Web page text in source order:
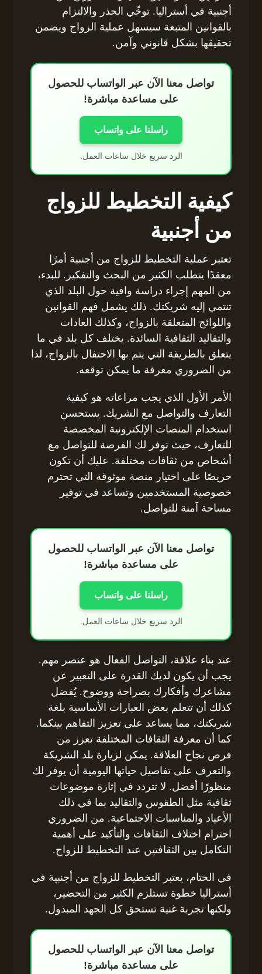
أجنبية في أستراليا. توخّي الحذر والالتزام
بالقوانين المتبعة سيسهل عملية الزواج ويضمن
تحقيقها بشكل قانوني وآمن.
تواصل معنا الآن عبر الواتساب للحصول
على مساعدة مباشرة!
راسلنا على واتساب
الرد سريع خلال ساعات العمل.
كيفية التخطيط للزواج
من أجنبية
تعتبر عملية التخطيط للزواج من أجنبية أمرًا
معقدًا يتطلب الكثير من البحث والتفكير. للبدء،
من المهم إجراء دراسة وافية حول البلد الذي
تنتمي إليه شريكتك. ذلك يشمل فهم القوانين
واللوائح المتعلقة بالزواج، وكذلك العادات
والتقاليد الثقافية السائدة. يختلف كل بلد في ما
يتعلق بالطريقة التي يتم بها الاحتفال بالزواج، لذا
من الضروري معرفة ما يمكن توقعه.
الأمر الأول الذي يجب مراعاته هو كيفية
التعارف والتواصل مع الشريك. يستحسن
استخدام المنصات الإلكترونية المخصصة
للتعارف، حيث توفر لك الفرصة للتواصل مع
أشخاص من ثقافات مختلفة. عليك أن تكون
حريصًا على اختيار منصة موثوقة التي تحترم
خصوصية المستخدمين وتساعد في توفير
مساحة آمنة للتواصل.
تواصل معنا الآن عبر الواتساب للحصول
على مساعدة مباشرة!
راسلنا على واتساب
الرد سريع خلال ساعات العمل.
عند بناء علاقة، التواصل الفعال هو عنصر مهم.
يجب أن يكون لديك القدرة على التعبير عن
مشاعرك وأفكارك بصراحة ووضوح. يُفضل
كذلك أن تتعلم بعض العبارات الأساسية بلغة
شريكتك، مما يساعد على تعزيز التفاهم بينكما.
كما أن معرفة الثقافات المختلفة تعزز من
فرص نجاح العلاقة. يمكن لزيارة بلد الشريكة
والتعرف على تفاصيل حياتها اليومية أن يوفر لك
منظورًا أفضل. لا تتردد في إثارة موضوعات
ثقافية مثل الطقوس والتقاليد بما في ذلك
الأعياد والمناسبات الاجتماعية. من الضروري
احترام اختلاف الثقافات والتأكيد على أهمية
التكامل بين الثقافتين عند التخطيط للزواج.
في الختام، يعتبر التخطيط للزواج من أجنبية في
أستراليا خطوة تستلزم الكثير من التحضير،
ولكنها تجربة غنية تستحق كل الجهد المبذول.
تواصل معنا الآن عبر الواتساب للحصول
على مساعدة مباشرة!